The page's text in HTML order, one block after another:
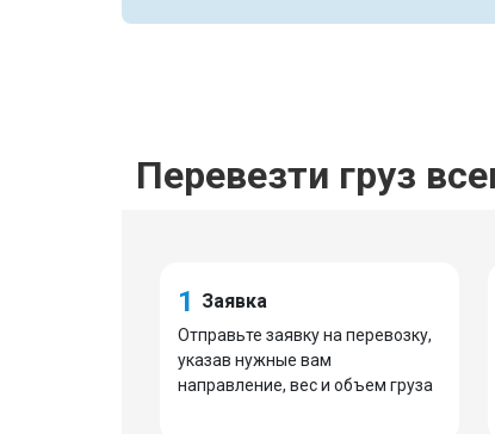
Перевезти груз
1 Заявка
Отправьте заявку на перевозку,
указав нужные вам
направление, вес и объем груза